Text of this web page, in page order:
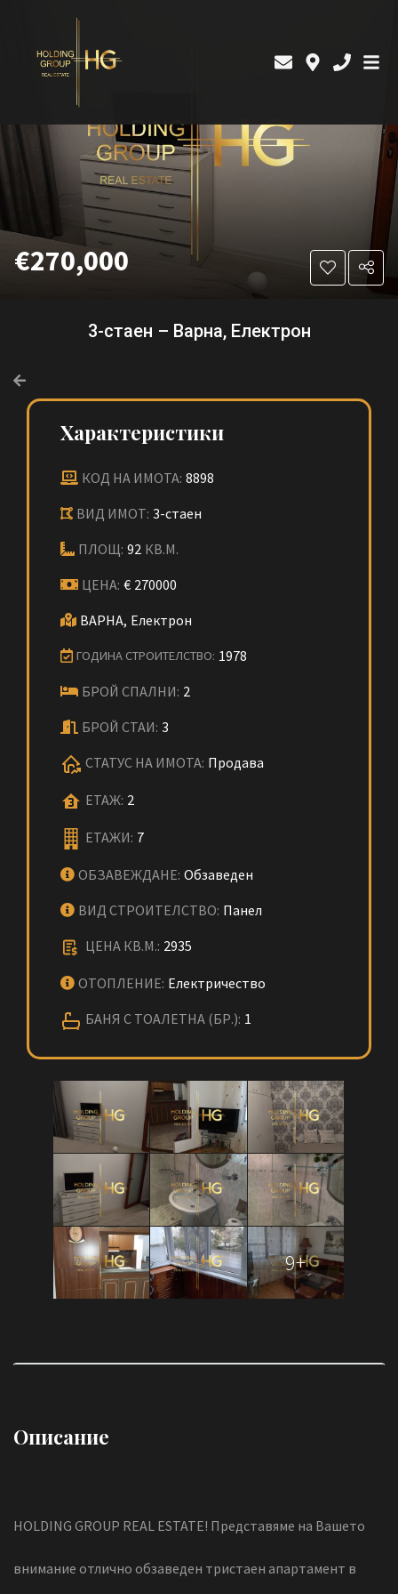
€270,000
3-стаен – Варна, Електрон
Характеристики
КОД НА ИМОТА: 8898
ВИД ИМОТ: 3-стаен
ПЛОЩ: 92 КВ.М.
ЦЕНА: € 270000
ВАРНА, Електрон
ГОДИНА СТРОИТЕЛСТВО: 1978
БРОЙ СПАЛНИ: 2
БРОЙ СТАИ: 3
СТАТУС НА ИМОТА: Продава
ЕТАЖ: 2
ЕТАЖИ: 7
ОБЗАВЕЖДАНЕ: Обзаведен
ВИД СТРОИТЕЛСТВО: Панел
ЦЕНА КВ.М.: 2935
ОТОПЛЕНИЕ: Електричество
БАНЯ С ТОАЛЕТНА (БР.): 1
9+
Описание
HOLDING GROUP REAL ESTATE! Представяме на Вашето
внимание отлично обзаведен тристаен апартамент в